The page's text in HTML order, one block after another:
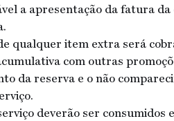
a apresentação da fatura
qualquer item extra será
com outras
da reserva e o não
deverão ser consumidos